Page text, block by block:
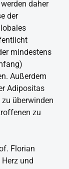
daher
der
mindestens
Außerdem
Adipositas
überwinden
zu
Florian
und